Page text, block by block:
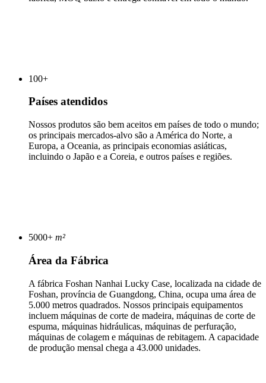
100+
Países atendidos
Nossos produtos são bem aceitos em países de todo o mundo;
os principais mercados-alvo são a América do Norte, a
Europa, a Oceania, as principais economias asiáticas,
incluindo o Japão e a Coreia, e outros países e regiões.
5000+ m²
Área da Fábrica
A fábrica Foshan Nanhai Lucky Case, localizada na cidade de
Foshan, província de Guangdong, China, ocupa uma área de
5.000 metros quadrados. Nossos principais equipamentos
incluem máquinas de corte de madeira, máquinas de corte de
espuma, máquinas hidráulicas, máquinas de perfuração,
máquinas de colagem e máquinas de rebitagem. A capacidade
de produção mensal chega a 43.000 unidades.